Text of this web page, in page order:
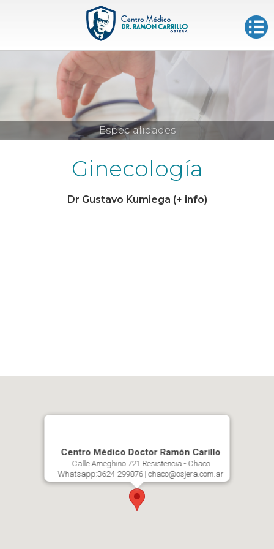
Turnos
Especialidades
Ginecología
Dr Gustavo Kumiega (+ info)
Centro Médico Doctor Ramón Carillo
Calle Ameghino 721 Resistencia - Chaco
Whatsapp:3624-299876 | chaco@osjera.com.ar